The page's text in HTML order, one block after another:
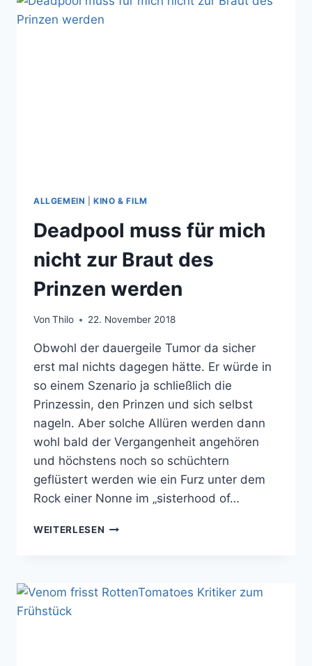
NOMINIERT
ALLGEMEIN |KINO & FILM
Deadpool muss für mich
nicht zur Braut des
Prinzen werden
Von Thilo 22. November 2018
Obwohl der dauergeile Tumor da sicher
erst mal nichts dagegen hätte. Er würde in
so einem Szenario ja schließlich die
Prinzessin, den Prinzen und sich selbst
nageln. Aber solche Allüren werden dann
wohl bald der Vergangenheit angehören
und höchstens noch so schüchtern
geflüstert werden wie ein Furz unter dem
Rock einer Nonne im „sisterhood of…
WEITERLESEN DEADPOOL
NICHT
ZUR